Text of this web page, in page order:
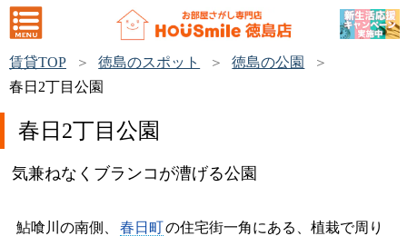
賃貸TOP 徳島のスポット
徳島の公園
春日2丁目公園
春日2丁目公園
気兼ねなくブランコが漕げる公園
鮎喰川の南側、 春日町の住宅街一角にある、植栽で周り